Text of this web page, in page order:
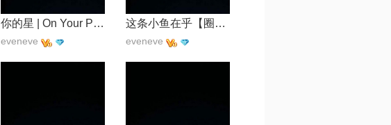
你的星 | On Your Planet
eveneve
这条小鱼在乎【圈内一把手】
eveneve